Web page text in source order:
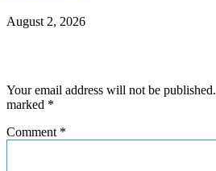
August 2, 2026
Your email address will not be published.
marked *
Comment *